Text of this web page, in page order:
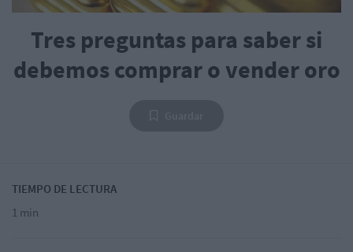
Tres preguntas para saber si
debemos comprar o vender oro
TIEMPO DE LECTURA
1 min